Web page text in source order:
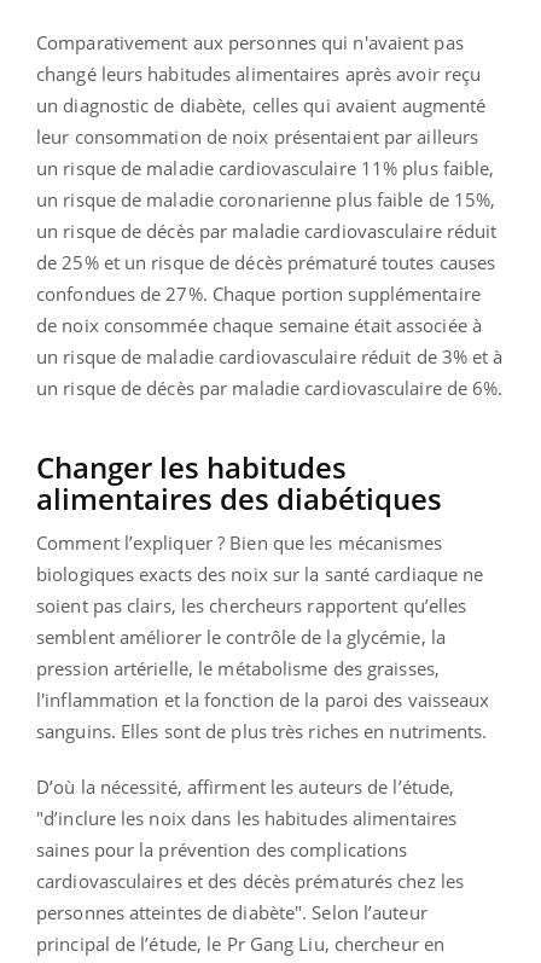
Comparativement aux personnes qui n'avaient pas
changé leurs habitudes alimentaires après avoir reçu
un diagnostic de diabète, celles qui avaient augmenté
leur consommation de noix présentaient par ailleurs
un risque de maladie cardiovasculaire 11% plus faible,
un risque de maladie coronarienne plus faible de 15%,
un risque de décès par maladie cardiovasculaire réduit
de 25% et un risque de décès prématuré toutes causes
confondues de 27%. Chaque portion supplémentaire
de noix consommée chaque semaine était associée à
un risque de maladie cardiovasculaire réduit de 3% et à
un risque de décès par maladie cardiovasculaire de 6%.
Changer les habitudes
alimentaires des diabétiques
Comment l’expliquer ? Bien que les mécanismes
biologiques exacts des noix sur la santé cardiaque ne
soient pas clairs, les chercheurs rapportent qu’elles
semblent améliorer le contrôle de la glycémie, la
pression artérielle, le métabolisme des graisses,
l'inflammation et la fonction de la paroi des vaisseaux
sanguins. Elles sont de plus très riches en nutriments.
D’où la nécessité, affirment les auteurs de l’étude,
"d’inclure les noix dans les habitudes alimentaires
saines pour la prévention des complications
cardiovasculaires et des décès prématurés chez les
personnes atteintes de diabète". Selon l’auteur
principal de l’étude, le Pr Gang Liu, chercheur en